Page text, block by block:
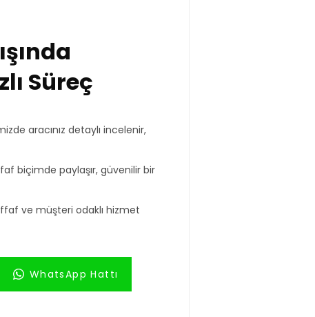
Süreç
aracınız detaylı incelenir,
biçimde paylaşır, güvenilir bir
ve müşteri odaklı hizmet
WhatsApp Hattı